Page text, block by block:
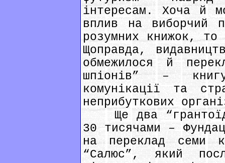
інтересам. Хоча й
вплив на виборчий
розумних книжок,
Щоправда,
обмежилося й
шпіонів” –
комунікації та
неприбуткових
Ще два
30 тисячами –
на переклад семи
“Салюс”, який